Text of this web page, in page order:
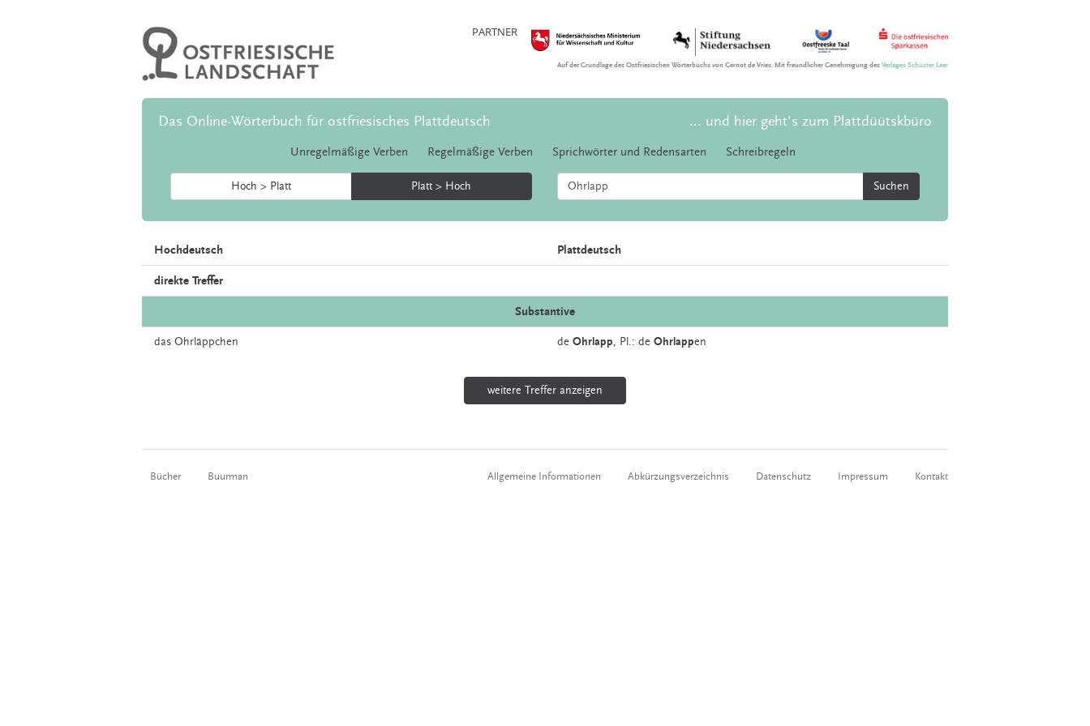
PARTNER
Auf der Grundlage des Ostfriesischen Wörterbuchs von Gernot de Vries. Mit freundlicher Genehmigung desVerlages Schuster Leer
Das Online-Wörterbuch für ostfriesisches Plattdeutsch ... und hier geht's zum Plattdüütskbüro
Unregelmäßige Verben Regelmäßige Verben Sprichwörter und Redensarten Schreibregeln
Hoch > Platt Platt > Hoch Suchen
Hochdeutsch Plattdeutsch
direkte Treffer
Substantive
das Ohrläppchen de Ohrlapp, Pl.: de Ohrlappen
weitere Treffer anzeigen
Bücher Buurman Allgemeine Informationen Abkürzungsverzeichnis Datenschutz Impressum Kontakt